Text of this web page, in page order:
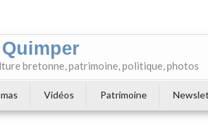
bretonne, patrimoine, politique, photos
Vidéos Patrimoine